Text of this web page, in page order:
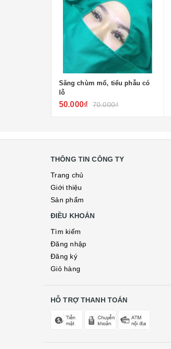
Săng chùm mổ, tiểu phẫu có
lỗ
50.000₫ 70.000₫
THÔNG TIN CÔNG TY
Trang chủ
Giới thiệu
Sản phẩm
ĐIỀU KHOẢN
Tìm kiếm
Đăng nhập
Đăng ký
Giỏ hàng
HỖ TRỢ THANH TOÁN